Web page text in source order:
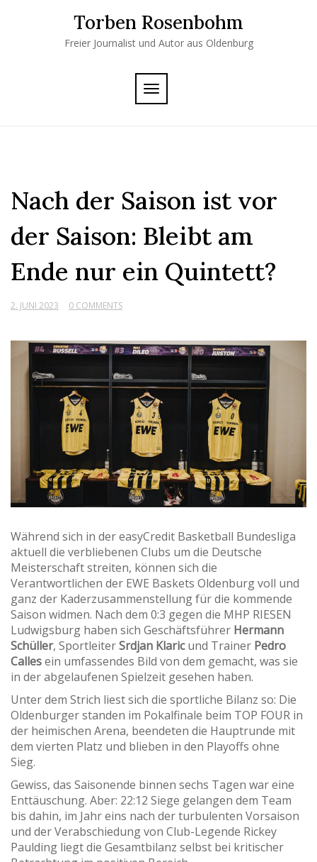
Torben Rosenbohm
Freier Journalist und Autor aus Oldenburg
TOGGLE
NAVIGATION
Nach der Saison ist vor
der Saison: Bleibt am
Ende nur ein Quintett?
2. JUNI 2023 0 COMMENTS
Während sich in der easyCredit Basketball Bundesliga
aktuell die verbliebenen Clubs um die Deutsche
Meisterschaft streiten, können sich die
Verantwortlichen der EWE Baskets Oldenburg voll und
ganz der Kaderzusammenstellung für die kommende
Saison widmen. Nach dem 0:3 gegen die MHP RIESEN
Ludwigsburg haben sich Geschäftsführer Hermann
Schüller, SportleiterSrdjan Klaricund Trainer Pedro
Callesein umfassendes Bild von dem gemacht, was sie
in der abgelaufenen Spielzeit gesehen haben.
Unter dem Strich liest sich die sportliche Bilanz so: Die
Oldenburger standen im Pokalfinale beim TOP FOUR in
der heimischen Arena, beendeten die Hauptrunde mit
dem vierten Platz und blieben in den Playoffs ohne
Sieg.
Gewiss, das Saisonende binnen sechs Tagen war eine
Enttäuschung. Aber: 22:12 Siege gelangen dem Team
bis dahin, im Jahr eins nach der turbulenten Vorsaison
und der Verabschiedung von Club-Legende Rickey
Paulding liegt die Gesamtbilanz selbst bei kritischer